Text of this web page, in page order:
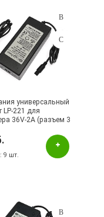
универсальный
LP-221 для
36V-2A (разъем 3
9 шт.